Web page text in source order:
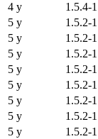
4 y
1.5.4-1
5 y
1.5.2-1
5 y
1.5.2-1
5 y
1.5.2-1
5 y
1.5.2-1
5 y
1.5.2-1
5 y
1.5.2-1
5 y
1.5.2-1
5 y
1.5.2-1